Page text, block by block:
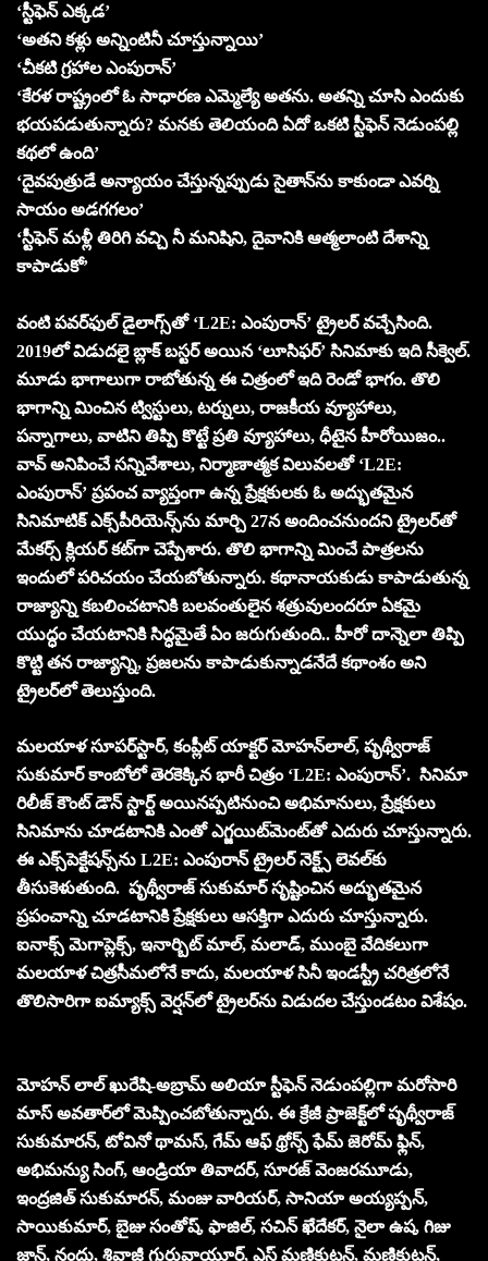
‘స్టీఫెన్ ఎక్క‌డ‌’
‘అత‌ని క‌ళ్లు అన్నింటినీ చూస్తున్నాయి’
‘చీక‌టి గ్ర‌హాల ఎంపురాన్‌’
‘కేర‌ళ రాష్ట్రంలో ఓ సాధార‌ణ ఎమ్మెల్యే అత‌ను. అత‌న్ని చూసి ఎందుకు
భ‌య‌ప‌డుతున్నారు? మ‌న‌కు తెలియంది ఏదో ఒక‌టి స్టీఫెన్ నెడుంప‌ల్లి
క‌థ‌లో ఉంది’
‘దైవ‌పుత్రుడే అన్యాయం చేస్తున్న‌ప్పుడు సైతాన్‌ను కాకుండా ఎవ‌ర్ని
సాయం అడ‌గ‌గ‌లం’
‘స్టీఫెన్ మ‌ళ్లీ తిరిగి వ‌చ్చి నీ మ‌నిషిని, దైవానికి ఆత్మ‌లాంటి దేశాన్ని
కాపాడుకో’
వంటి ప‌వ‌ర్‌ఫుల్ డైలాగ్స్‌తో ‘L2E: ఎంపురాన్’ ట్రైల‌ర్ వ‌చ్చేసింది.
2019లో విడుద‌లై బ్లాక్ బ‌స్ట‌ర్ అయిన ‘లూసిఫ‌ర్‌’ సినిమాకు ఇది సీక్వెల్‌.
మూడు భాగాలుగా రాబోతున్న ఈ చిత్రంలో ఇది రెండో భాగం. తొలి
భాగాన్ని మించిన ట్విస్టులు, ట‌ర్నులు, రాజకీయ వ్యూహాలు,
ప‌న్నాగాలు, వాటిని తిప్పి కొట్టే ప్ర‌తి వ్యూహాలు, ధీటైన హీరోయిజం..
వావ్ అనిపించే స‌న్నివేశాలు, నిర్మాణాత్మ‌క విలువ‌లతో ‘L2E:
ఎంపురాన్’ ప్ర‌పంచ వ్యాప్తంగా ఉన్న‌ ప్రేక్ష‌కుల‌కు ఓ అద్భుత‌మైన
సినిమాటిక్ ఎక్స్‌పీరియెన్స్‌ను మార్చి 27న అందించ‌నుంద‌ని ట్రైల‌ర్‌తో
మేక‌ర్స్ క్లియ‌ర్ క‌ట్‌గా చెప్పేశారు. తొలి భాగాన్ని మించే పాత్ర‌ల‌ను
ఇందులో ప‌రిచ‌యం చేయ‌బోతున్నారు. క‌థానాయ‌కుడు కాపాడుతున్న
రాజ్యాన్ని క‌బ‌లించ‌టానికి బ‌ల‌వంతులైన శ‌త్రువులంద‌రూ ఏక‌మై
యుద్ధం చేయ‌టానికి సిద్ధ‌మైతే ఏం జ‌రుగుతుంది.. హీరో దాన్నెలా తిప్పి
కొట్టి త‌న రాజ్యాన్ని, ప్ర‌జ‌ల‌ను కాపాడుకున్నాడ‌నేదే క‌థాంశం అని
ట్రైల‌ర్‌లో తెలుస్తుంది.
మలయాళ సూపర్‌స్టార్‌, కంప్లీట్ యాక్ట‌ర్ మోహన్‌లాల్, పృథ్వీరాజ్
సుకుమార్ కాంబోలో తెర‌కెక్కిన భారీ చిత్రం ‘L2E: ఎంపురాన్’. సినిమా
రిలీజ్ కౌంట్ డౌన్ స్టార్ట్ అయినప్పటినుంచి అభిమానులు, ప్రేక్ష‌కులు
సినిమాను చూడటానికి ఎంతో ఎగ్జ‌యిట్‌మెంట్‌తో ఎదురు చూస్తున్నారు.
ఈ ఎక్స్‌పెక్టేష‌న్స్‌ను L2E: ఎంపురాన్ ట్రైల‌ర్ నెక్ట్స్ లెవ‌ల్‌కు
తీసుకెళుతుంది. పృథ్వీరాజ్ సుకుమార్ సృష్టించిన అద్భుత‌మైన
ప్ర‌పంచాన్ని చూడ‌టానికి ప్రేక్ష‌కులు ఆస‌క్తిగా ఎదురు చూస్తున్నారు.
ఐనాక్స్‌ మెగాప్లెక్స్, ఇనార్బిట్ మాల్‌, మ‌లాడ్‌, ముంబై వేదిక‌లుగా
మ‌ల‌యాళ చిత్ర‌సీమ‌లోనే కాదు, మలయాళ సినీ ఇండ‌స్ట్రీ చ‌రిత్ర‌లోనే
తొలిసారిగా ఐమ్యాక్స్ వెర్ష‌న్‌లో ట్రైల‌ర్‌ను విడుద‌ల చేస్తుండటం విశేషం.
మోహన్ లాల్ ఖురేషి-అబ్రామ్ అలియా స్టీఫెన్ నెడుంపల్లిగా మ‌రోసారి
మాస్ అవ‌తార్‌లో మెప్పించ‌బోతున్నారు. ఈ క్రేజీ ప్రాజెక్ట్‌లో పృథ్వీరాజ్
సుకుమారన్, టోవినో థామస్, గేమ్ ఆఫ్ థ్రోన్స్ ఫేమ్ జెరోమ్ ఫ్లిన్,
అభిమన్యు సింగ్, ఆండ్రియా తివాదర్, సూరజ్ వెంజరమూడు,
ఇంద్రజిత్ సుకుమారన్, మంజు వారియర్, సానియా అయ్యప్పన్,
సాయికుమార్, బైజు సంతోష్, ఫాజిల్, సచిన్ ఖేదేకర్, నైలా ఉష, గిజు
జాన్, నందు, శివాజీ గురువాయూర్, ఎస్ మణికుట్టన్, మణికుట్టన్,